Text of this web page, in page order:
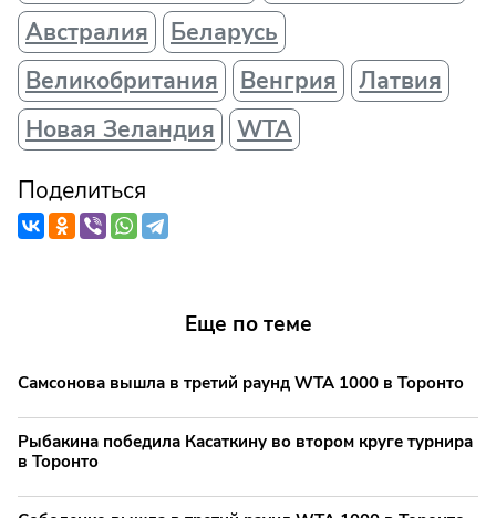
Австралия
Беларусь
Великобритания
Венгрия
Латвия
Новая Зеландия
WTA
Поделиться
Еще по теме
Самсонова вышла в третий раунд WTA 1000 в Торонто
Рыбакина победила Касаткину во втором круге турнира
в Торонто